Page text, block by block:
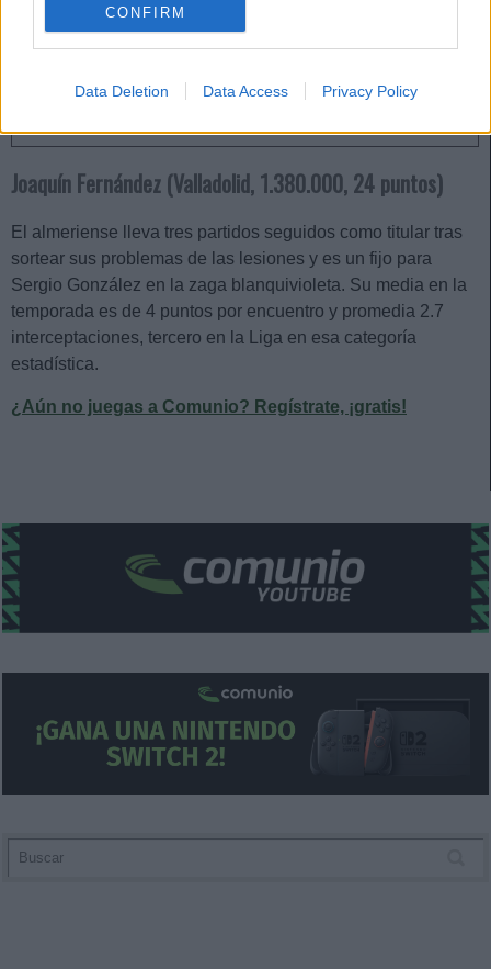
CONFIRM
Data Deletion Data Access Privacy Policy
subieron bastante su valor, en
Repasamos los ganadores de
Joaquín Fernández (Valladolid, 1.380.000, 24 puntos)
El almeriense lleva tres partidos seguidos como titular tras
sortear sus problemas de las lesiones y es un fijo para
Sergio González en la zaga blanquivioleta. Su media en la
temporada es de 4 puntos por encuentro y promedia 2.7
interceptaciones, tercero en la Liga en esa categoría
estadística.
¿Aún no juegas a Comunio? Regístrate, ¡gratis!